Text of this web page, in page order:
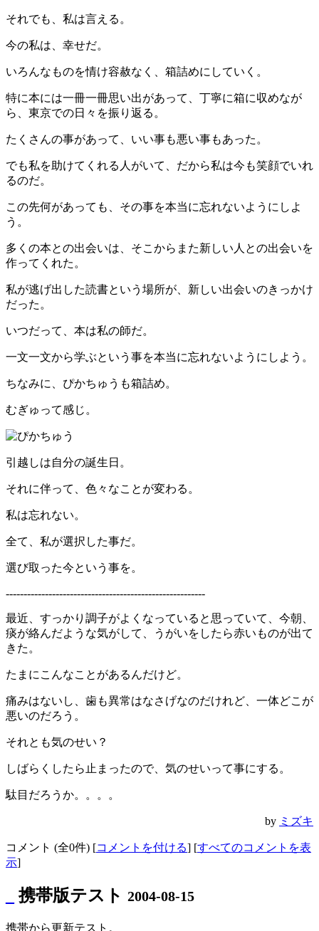
それでも、私は言える。
今の私は、幸せだ。
いろんなものを情け容赦なく、箱詰めにしていく。
特に本には一冊一冊思い出があって、丁寧に箱に収めなが
ら、東京での日々を振り返る。
たくさんの事があって、いい事も悪い事もあった。
でも私を助けてくれる人がいて、だから私は今も笑顔でいれ
るのだ。
この先何があっても、その事を本当に忘れないようにしよ
う。
多くの本との出会いは、そこからまた新しい人との出会いを
作ってくれた。
私が逃げ出した読書という場所が、新しい出会いのきっかけ
だった。
いつだって、本は私の師だ。
一文一文から学ぶという事を本当に忘れないようにしよう。
ちなみに、ぴかちゅうも箱詰め。
むぎゅって感じ。
引越しは自分の誕生日。
それに伴って、色々なことが変わる。
私は忘れない。
全て、私が選択した事だ。
選び取った今という事を。
--------------------------------------------------------
最近、すっかり調子がよくなっていると思っていて、今朝、
痰が絡んだような気がして、うがいをしたら赤いものが出て
きた。
たまにこんなことがあるんだけど。
痛みはないし、歯も異常はなさげなのだけれど、一体どこが
悪いのだろう。
それとも気のせい？
しばらくしたら止まったので、気のせいって事にする。
駄目だろうか。。。。
by ミズキ
コメント (全0件) [コメントを付ける] [すべてのコメントを表
示]
携帯版テスト 2004-08-15
携帯から更新テスト。